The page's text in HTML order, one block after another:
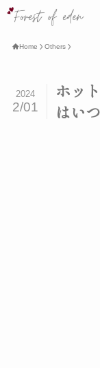
Home Others
ホッ
はい
2024
2/01